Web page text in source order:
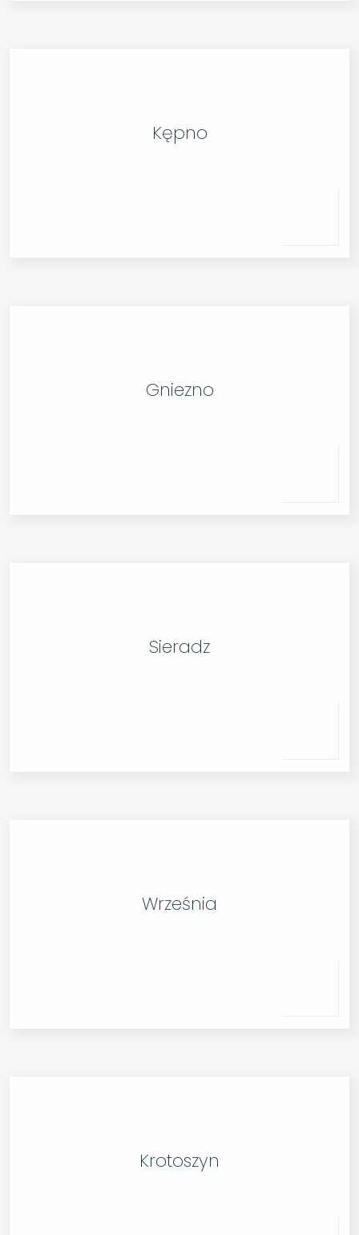
Kępno
Gniezno
Sieradz
Września
Krotoszyn